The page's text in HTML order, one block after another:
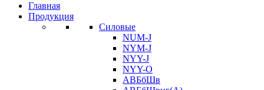
Главная
Продукция
Силовые
NUM-J
NYM-J
NYY-J
NYY-O
АВБбШв